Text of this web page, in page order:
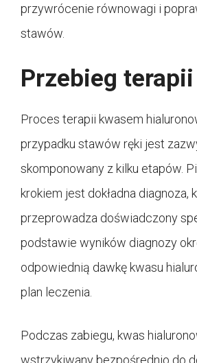
przywrócenie równowagi i
stawów.
Przebieg terapii
Proces terapii kwasem
przypadku stawów ręki jest
skomponowany z kilku etapów.
krokiem jest dokładna diagnoza,
przeprowadza doświadczony
podstawie wyników diagnozy
odpowiednią dawkę kwasu
plan leczenia.
Podczas zabiegu, kwas
wstrzykiwany bezpośrednio do